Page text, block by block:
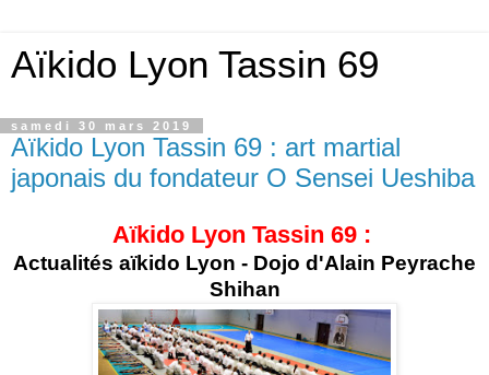
Aïkido Lyon Tassin 69
samedi 30 mars 2019
Aïkido Lyon Tassin 69 : art martial
japonais du fondateur O Sensei Ueshiba
Aïkido Lyon Tassin 69 :
Actualités aïkido Lyon - Dojo d'Alain Peyrache
Shihan